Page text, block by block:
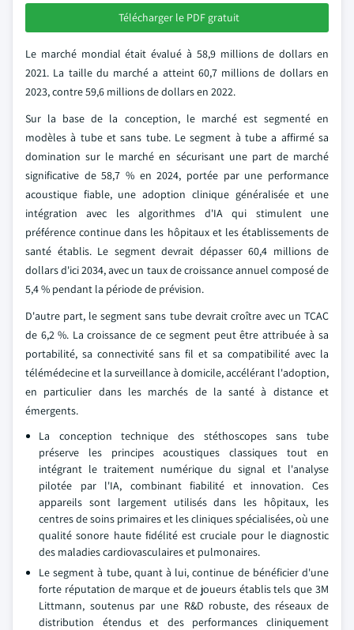
Télécharger le PDF gratuit
Le marché mondial était évalué à 58,9 millions de dollars en
2021. La taille du marché a atteint 60,7 millions de dollars en
2023, contre 59,6 millions de dollars en 2022.
Sur la base de la conception, le marché est segmenté en
modèles à tube et sans tube. Le segment à tube a affirmé sa
domination sur le marché en sécurisant une part de marché
significative de 58,7 % en 2024, portée par une performance
acoustique fiable, une adoption clinique généralisée et une
intégration avec les algorithmes d'IA qui stimulent une
préférence continue dans les hôpitaux et les établissements de
santé établis. Le segment devrait dépasser 60,4 millions de
dollars d'ici 2034, avec un taux de croissance annuel composé de
5,4 % pendant la période de prévision.
D'autre part, le segment sans tube devrait croître avec un TCAC
de 6,2 %. La croissance de ce segment peut être attribuée à sa
portabilité, sa connectivité sans fil et sa compatibilité avec la
télémédecine et la surveillance à domicile, accélérant l'adoption,
en particulier dans les marchés de la santé à distance et
émergents.
La conception technique des stéthoscopes sans tube
préserve les principes acoustiques classiques tout en
intégrant le traitement numérique du signal et l'analyse
pilotée par l'IA, combinant fiabilité et innovation. Ces
appareils sont largement utilisés dans les hôpitaux, les
centres de soins primaires et les cliniques spécialisées, où une
qualité sonore haute fidélité est cruciale pour le diagnostic
des maladies cardiovasculaires et pulmonaires.
Le segment à tube, quant à lui, continue de bénéficier d'une
forte réputation de marque et de joueurs établis tels que 3M
Littmann, soutenus par une R&D robuste, des réseaux de
distribution étendus et des performances cliniquement